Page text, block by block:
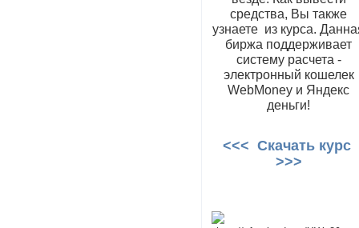
средства, Вы также
узнаете из курса.
биржа поддерживает
систему расчета -
электронный кошелек
WebMoney и Яндекс
деньги!
<<< Скачать курс
>>>